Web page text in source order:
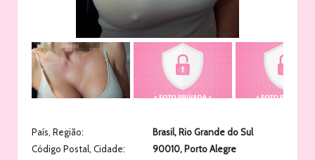
País, Região: Brasil, Rio Grande do Sul
Código Postal, Cidade:
90010, Porto Alegre